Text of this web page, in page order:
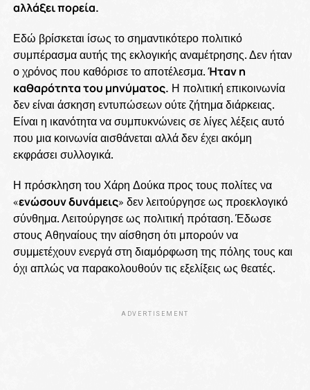
αλλάξει πορεία.
Εδώ βρίσκεται ίσως το σημαντικότερο πολιτικό
συμπέρασμα αυτής της εκλογικής αναμέτρησης. Δεν ήταν
ο χρόνος που καθόρισε το αποτέλεσμα.Ήταν η
καθαρότητα του μηνύματος. Η πολιτική επικοινωνία
δεν είναι άσκηση εντυπώσεων ούτε ζήτημα διάρκειας.
Είναι η ικανότητα να συμπυκνώνεις σε λίγες λέξεις αυτό
που μια κοινωνία αισθάνεται αλλά δεν έχει ακόμη
εκφράσει συλλογικά.
Η πρόσκληση του Χάρη Δούκα προς τους πολίτες να
«ενώσουν δυνάμεις» δεν λειτούργησε ως προεκλογικό
σύνθημα. Λειτούργησε ως πολιτική πρόταση. Έδωσε
στους Αθηναίους την αίσθηση ότι μπορούν να
συμμετέχουν ενεργά στη διαμόρφωση της πόλης τους και
όχι απλώς να παρακολουθούν τις εξελίξεις ως θεατές.
ADVERTISEMENT